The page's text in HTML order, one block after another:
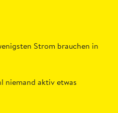
Strom brauchen in
niemand aktiv etwas